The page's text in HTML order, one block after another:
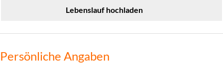
Lebenslauf hochladen
Persönliche Angaben